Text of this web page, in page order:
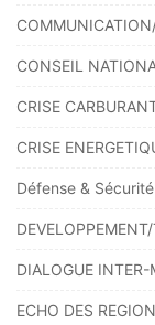
CONSEIL
CRISE
CRISE
Défense & Sécurité
DIALOGUE INTER-
ECHO DES